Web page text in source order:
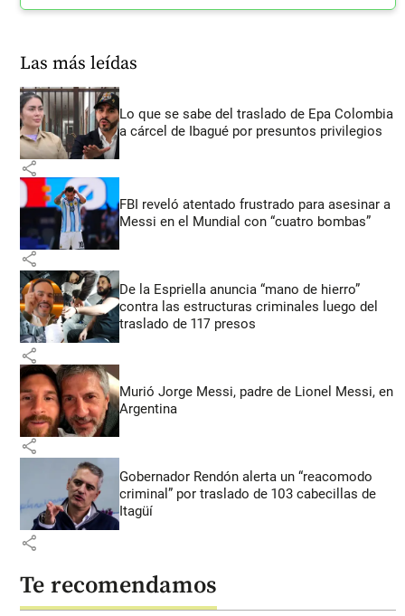
Las más leídas
Lo que se sabe del traslado de Epa Colombia
a cárcel de Ibagué por presuntos privilegios
share
FBI reveló atentado frustrado para asesinar a
Messi en el Mundial con “cuatro bombas”
share
De la Espriella anuncia “mano de hierro”
contra las estructuras criminales luego del
traslado de 117 presos
share
Murió Jorge Messi, padre de Lionel Messi, en
Argentina
share
Gobernador Rendón alerta un “reacomodo
criminal” por traslado de 103 cabecillas de
Itagüí
share
Te recomendamos